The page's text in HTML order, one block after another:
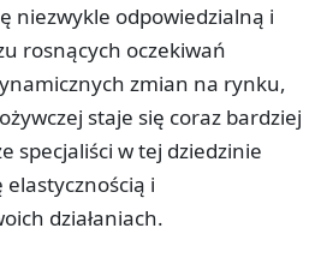
niezwykle odpowiedzialną i
rosnących oczekiwań
zmian na rynku,
staje się coraz bardziej
specjaliści w tej dziedzinie
elastycznością i
działaniach.